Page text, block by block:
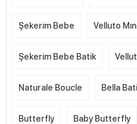
Şekerim Bebe Velluto
Şekerim Bebe Batik
Naturale Boucle Bella
Butterfly Baby Butterfly